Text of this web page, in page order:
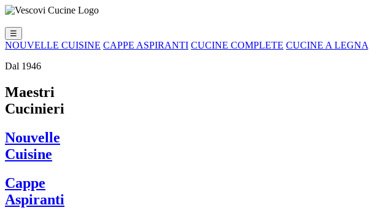
☰
NOUVELLE CUISINE CAPPE ASPIRANTI CUCINE COMPLETE CUCINE A LEGNA
Dal 1946
Maestri
Cucinieri
Nouvelle
Cuisine
Cappe
Aspiranti